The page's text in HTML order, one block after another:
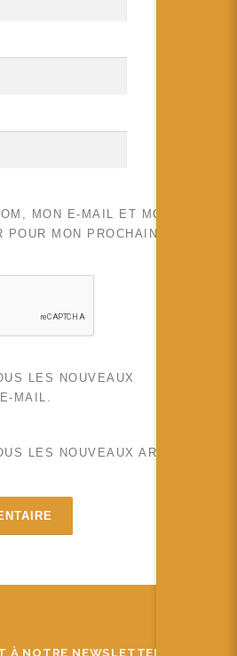
MON E-MAIL ET MON SITE
POUR MON PROCHAIN
LES NOUVEAUX
MAIL.
LES NOUVEAUX ARTICLES
À NOTRE NEWSLETTER